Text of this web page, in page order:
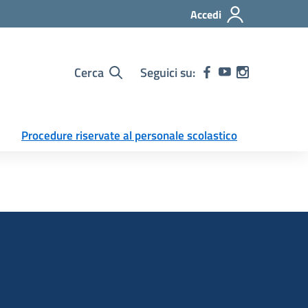
Accedi
Cerca Seguici su:
Procedure riservate al personale scolastico